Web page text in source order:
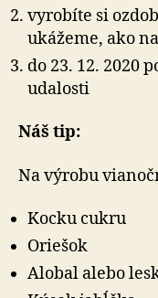
vyrobíte si
ukážeme, ako
do 23. 12. 2020
udalosti
Náš tip:
Na výrobu
Kocku cukru
Oriešok
Alobal alebo